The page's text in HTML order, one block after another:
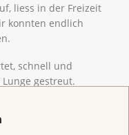
liess in der Freizeit
konnten endlich
schnell und
gestreut.